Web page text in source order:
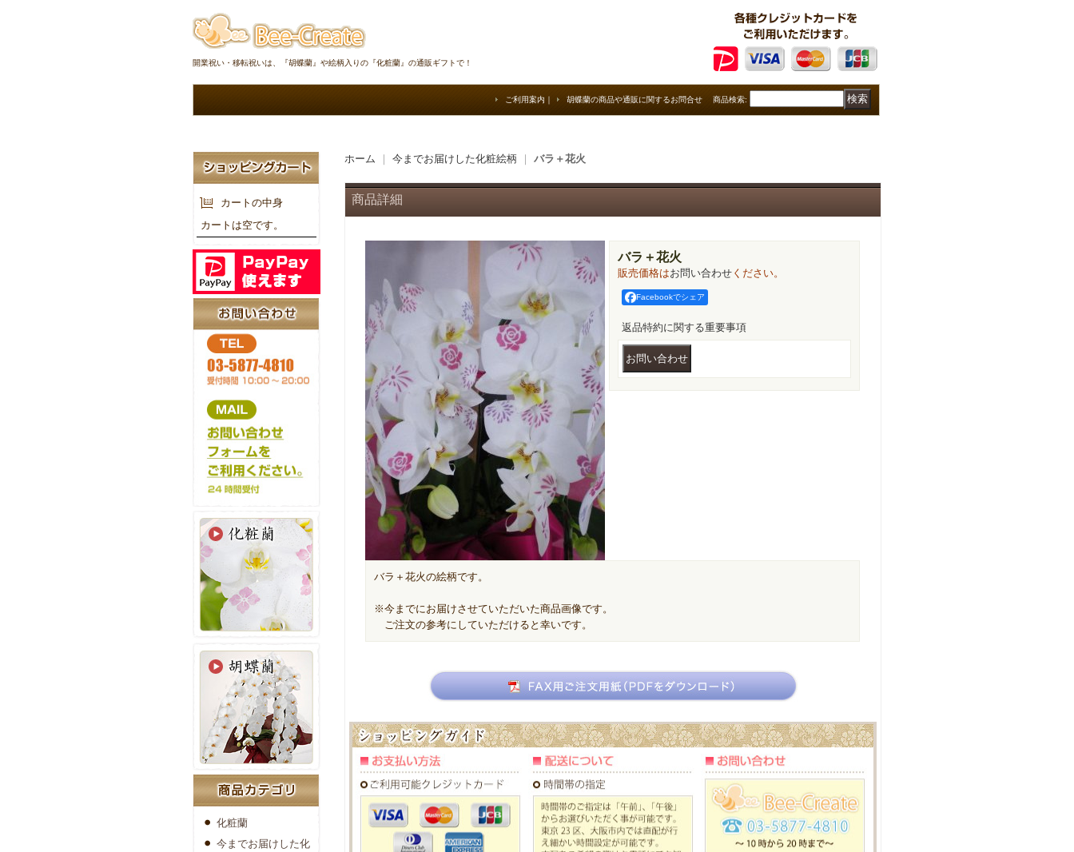
開業祝い・移転祝いは、『胡蝶蘭』や絵柄入りの『化粧蘭』の通販ギフトで！
ご利用案内 ｜ 胡蝶蘭の商品や通販に関するお問合せ 商品検索:
カートの中身
カートは空です。
化粧蘭
今までお届けした化
ホーム 今までお届けした化粧絵柄 バラ＋花火
商品詳細
バラ＋花火
販売価格はお問い合わせ ください。
Facebookでシェア
返品特約に関する重要事項
バラ＋花火の絵柄です。
※今までにお届けさせていただいた商品画像です。
ご注文の参考にしていただけると幸いです。